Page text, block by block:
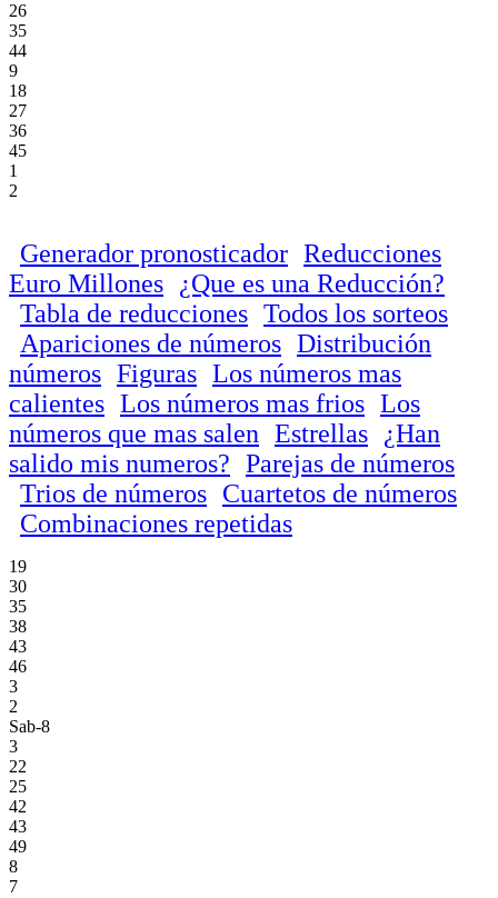
26
35
44
9
18
27
36
45
1
2
Generador pronosticador Reducciones
Euro Millones
¿Que es una Reducción?
Tabla de reducciones Todos los sorteos
Apariciones de números Distribución
números Figuras Los números mas
calientes Los números mas frios Los
números que mas salen Estrellas
¿Han
salido mis numeros? Parejas de números
Trios de números Cuartetos de números
Combinaciones repetidas
19
30
35
38
43
46
3
2
Sab-8
3
22
25
42
43
49
8
7